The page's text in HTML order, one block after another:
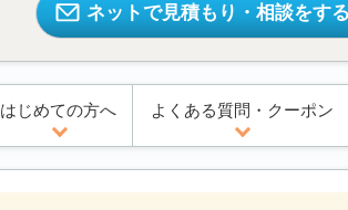
ネットで見積もり・相談をする
はじめての方へ よくある質問・クーポン